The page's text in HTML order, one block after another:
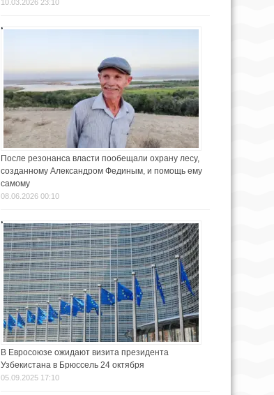
10.03.2026 23:10
После резонанса власти пообещали охрану лесу,
созданному Александром Фединым, и помощь ему
самому
08.06.2026 00:10
В Евросоюзе ожидают визита президента
Узбекистана в Брюссель 24 октября
05.09.2025 17:10